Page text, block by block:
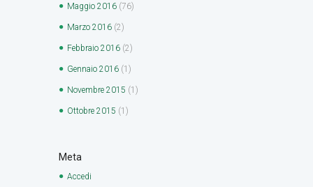
Maggio 2016 (76)
Marzo 2016 (2)
Febbraio 2016 (2)
Gennaio 2016 (1)
Novembre 2015 (1)
Ottobre 2015 (1)
Meta
Accedi